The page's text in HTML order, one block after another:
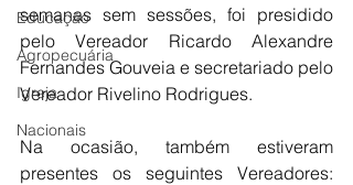
Educação
Agropecuária
Igreja
Nacionais
semanas sem sessões, foi presidido
pelo Vereador Ricardo Alexandre
Fernandes Gouveia e secretariado pelo
Vereador Rivelino Rodrigues.
Na ocasião, também estiveram
presentes os seguintes Vereadores: